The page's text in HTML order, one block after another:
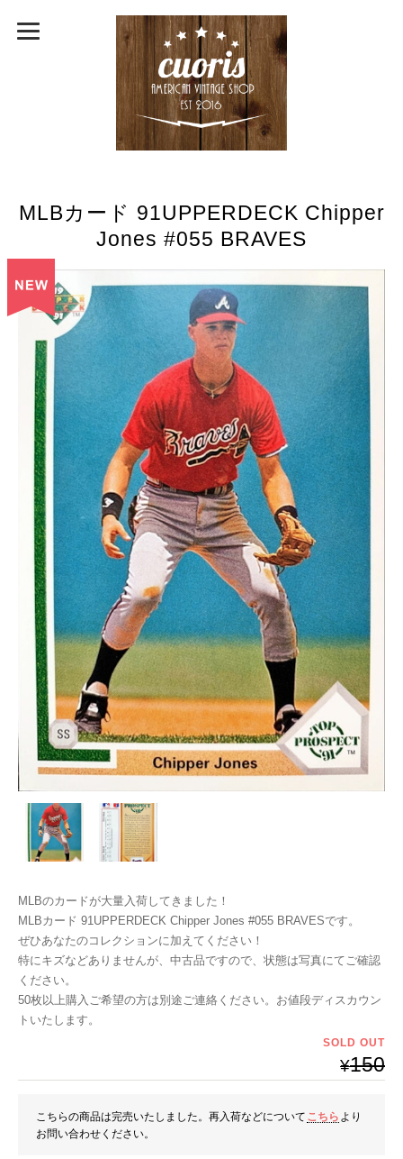
MLBカード 91UPPERDECK Chipper
Jones #055 BRAVES
MLBのカードが大量入荷してきました！
MLBカード 91UPPERDECK Chipper Jones #055 BRAVESです。
ぜひあなたのコレクションに加えてください！
特にキズなどありませんが、中古品ですので、状態は写真にてご確認
ください。
50枚以上購入ご希望の方は別途ご連絡ください。お値段ディスカウン
トいたします。
SOLD OUT
¥150
こちらの商品は完売いたしました。再入荷などについて こちら より
お問い合わせください。